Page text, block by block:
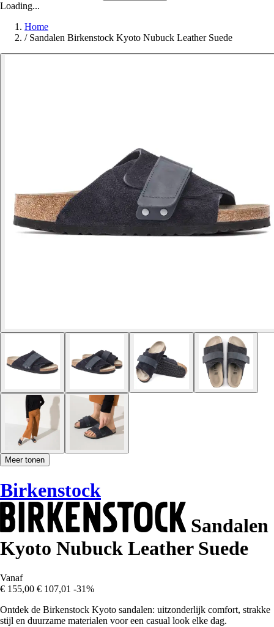
Loading...
Home
/ Sandalen Birkenstock Kyoto Nubuck Leather Suede
Meer tonen
Birkenstock
Sandalen
Kyoto Nubuck Leather Suede
Vanaf
€ 155,00 € 107,01 -31%
Ontdek de Birkenstock Kyoto sandalen: uitzonderlijk comfort, strakke
stijl en duurzame materialen voor een casual look elke dag.